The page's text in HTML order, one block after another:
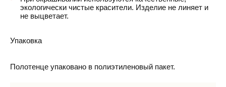
экологически чистые красители. Изделие не линяет и
не выцветает.
Упаковка
Полотенце упаковано в полиэтиленовый пакет.